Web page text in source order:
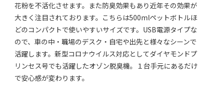
花粉を不活化させます。また防臭効果もあり近年その効果が
大きく注目されております。こちらは500mlペットボトルほ
どのコンパクトで使いやすいサイズです。USB電源タイプな
ので、車の中・職場のデスク・自宅や出先と様々なシーンで
活躍します。新型コロナウイルス対応としてダイヤモンドプ
リンセス号でも活躍したオゾン脱臭機。１台手元にあるだけ
で安心感が変わります。